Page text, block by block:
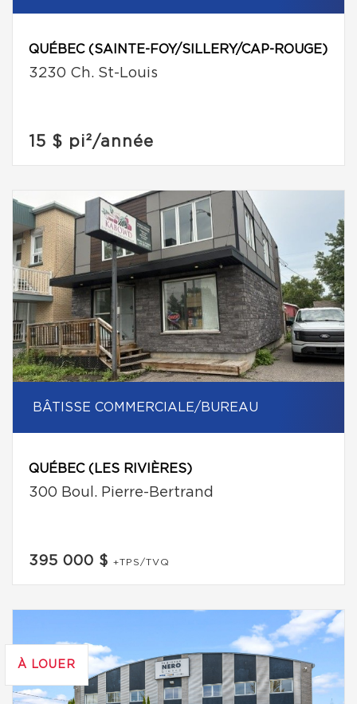
QUÉBEC (SAINTE-FOY/SILLERY/CAP-ROUGE)
3230 Ch. St-Louis
15 $ pi²/année
BÂTISSE COMMERCIALE/BUREAU
QUÉBEC (LES RIVIÈRES)
300 Boul. Pierre-Bertrand
395 000 $ +TPS/TVQ
À LOUER